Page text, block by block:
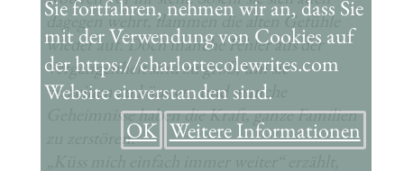
Sie fortfahren, nehmen wir an, dass Sie
mit der Verwendung von Cookies auf
der https://charlottecolewrites.com
Website einverstanden sind.
Weitere Informationen
OK
dagegen wehrt, flammen die alten Gefühle
wieder auf. Doch manche Fehler aus der
Vergangenheit sind zu groß, um sie
verzeihen zu können, und manche
Geheimnisse haben die Kraft, ganze Familien
zu zerstören.